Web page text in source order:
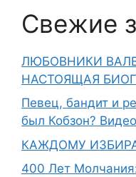
Свежие
ЛЮБОВНИКИ
НАСТОЯЩАЯ
Певец, бандит и
был Кобзон? Видео
КАЖДОМУ
400 Лет